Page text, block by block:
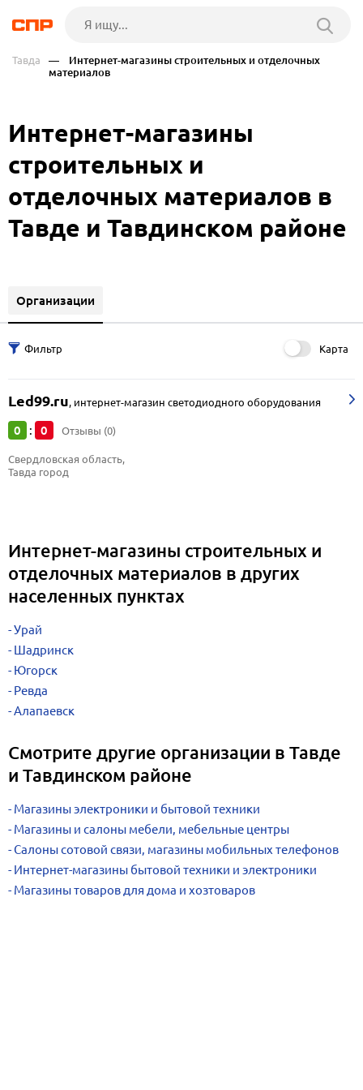
Тавда
— Интернет-магазины строительных и отделочных
материалов
Интернет-магазины
строительных и
отделочных материалов в
Тавде и Тавдинском районе
Организации
Карта
Led99.ru, интернет-магазин светодиодного оборудования
0 : 0 Отзывы (0)
Свердловская область,
Тавда город
Интернет-магазины строительных и
отделочных материалов в других
населенных пунктах
Урай
Шадринск
Югорск
Ревда
Алапаевск
Смотрите другие организации в Тавде
и Тавдинском районе
Магазины электроники и бытовой техники
Магазины и салоны мебели, мебельные центры
Салоны сотовой связи, магазины мобильных телефонов
Интернет-магазины бытовой техники и электроники
Магазины товаров для дома и хозтоваров